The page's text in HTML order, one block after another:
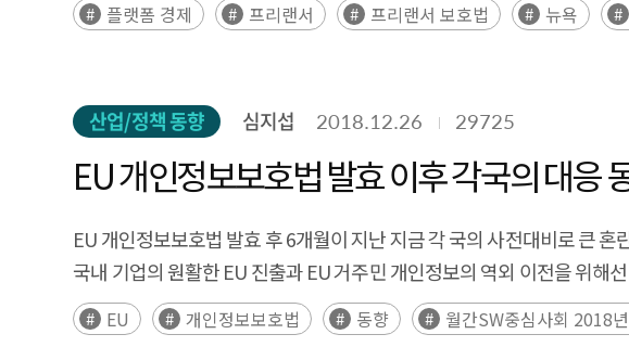
플랫폼 경제 프리랜서 프리랜서 보호법 뉴욕
산업/정책 동향 심지섭 2018.12.26 29725
EU 개인정보보호법 발효 이후 각국의 대응
EU 개인정보보호법 발효 후 6개월이 지난 지금 각 국의 사전대비로 큰
국내 기업의 원활한 EU 진출과 EU 거주민 개인정보의 역외 이전을 위
EU 개인정보보호법 동향 월간SW중심사회 2018